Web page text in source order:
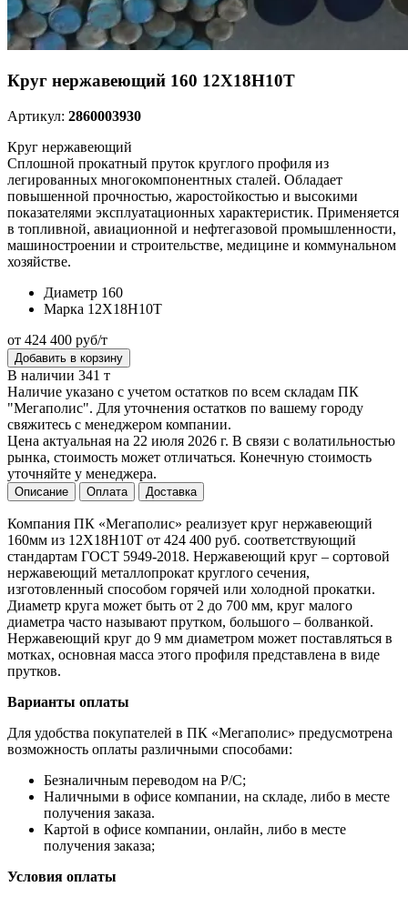
Круг нержавеющий 160 12Х18Н10Т
Артикул: 2860003930
Круг нержавеющий
Сплошной прокатный пруток круглого профиля из
легированных многокомпонентных сталей. Обладает
повышенной прочностью, жаростойкостью и высокими
показателями эксплуатационных характеристик. Применяется
в топливной, авиационной и нефтегазовой промышленности,
машиностроении и строительстве, медицине и коммунальном
хозяйстве.
Диаметр 160
Марка 12Х18Н10Т
от 424 400 руб/т
Добавить в корзину
В наличии 341 т
Наличие указано с учетом остатков по всем складам ПК
"Мегаполис". Для уточнения остатков по вашему городу
свяжитесь с менеджером компании.
Цена актуальная на 22 июля 2026 г. В связи с волатильностью
рынка, стоимость может отличаться. Конечную стоимость
уточняйте у менеджера.
Описание Оплата Доставка
Компания ПК «Мегаполис» реализует круг нержавеющий
160мм из 12Х18Н10Т от 424 400 руб. соответствующий
стандартам ГОСТ 5949-2018. Нержавеющий круг – сортовой
нержавеющий металлопрокат круглого сечения,
изготовленный способом горячей или холодной прокатки.
Диаметр круга может быть от 2 до 700 мм, круг малого
диаметра часто называют прутком, большого – болванкой.
Нержавеющий круг до 9 мм диаметром может поставляться в
мотках, основная масса этого профиля представлена в виде
прутков.
Варианты оплаты
Для удобства покупателей в ПК «Мегаполис» предусмотрена
возможность оплаты различными способами:
Безналичным переводом на Р/С;
Наличными в офисе компании, на складе, либо в месте
получения заказа.
Картой в офисе компании, онлайн, либо в месте
получения заказа;
Условия оплаты